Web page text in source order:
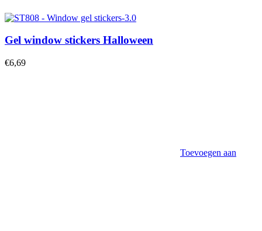
Gel window stickers Halloween
€6,69
Toevoegen aan